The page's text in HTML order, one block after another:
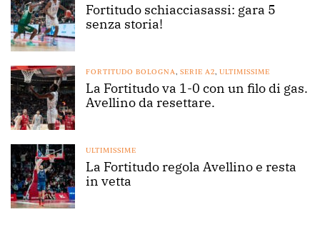
Fortitudo schiacciasassi: gara 5
senza storia!
FORTITUDO BOLOGNA, SERIE A2, ULTIMISSIME
La Fortitudo va 1-0 con un filo di gas.
Avellino da resettare.
ULTIMISSIME
La Fortitudo regola Avellino e resta
in vetta